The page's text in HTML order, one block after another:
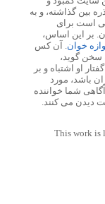
بین گذاشته، و به
است برای
بر این اساس،
آوازه خوان. آن کس
سخن گوید،
او اشتباه و بر
باشد، مورد
شما خواننده
This work is